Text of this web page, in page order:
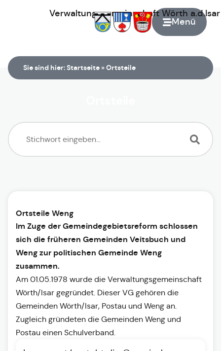
Menü
Verwaltungsgemeinschaft Wörth
Sie sind hier:Startseite »Ortsteile
Ortsteile Weng
Im Zuge der Gemeindegebietsreform schlossen
sich die früheren Gemeinden Veitsbuch und
Weng zur politischen Gemeinde Weng
zusammen.
Am 01.05.1978 wurde die Verwaltungsgemeinschaft
Wörth/Isar gegründet. Dieser VG gehören die
Gemeinden Wörth/Isar, Postau und Weng an.
Zugleich gründeten die Gemeinden Weng und
Postau einen Schulverband.